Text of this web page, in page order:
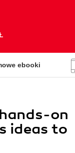
ebooki
on
ideas to